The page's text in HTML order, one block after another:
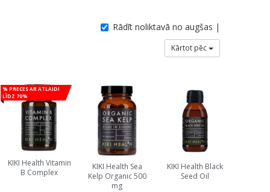
Rādīt noliktavā no augšas |
Kārtot pēc
% Preces ar atlaidi
līdz 70%
KIKI Health Vitamin
B Complex
KIKI Health Sea
Kelp Organic 500
mg
KIKI Health Black
Seed Oil